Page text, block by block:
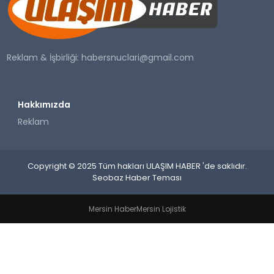
SAĞLIK
YAŞAM
Reklam & İşbirliği:habersnuclari@gmail.com
Hakkımızda
Reklam
Copyright © 2025 Tüm hakları ULAŞIM HABER 'de saklıdır.
Seobaz Haber Teması
Mersin HaberMersin Lojistik